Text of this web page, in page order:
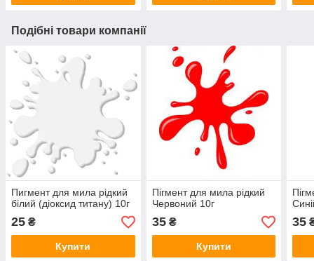
Подібні товари компанії
Пигмент для мила рідкий
білий (діоксид титану) 10г
25 ₴
Купити
Пігмент для мила рідкий
Червоний 10г
35₴
Купити
35